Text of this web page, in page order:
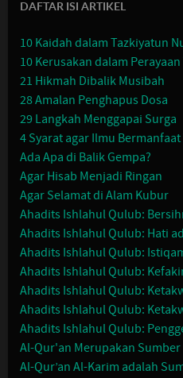
DAFTAR ISI ARTIKEL
10 Kaidah dalam Tazkiyatun
10 Kerusakan dalam
21 Hikmah Dibalik Musibah
28 Amalan Penghapus Dosa
29 Langkah Menggapai Surga
4 Syarat agar Ilmu
Ada Apa di Balik Gempa?
Agar Hisab Menjadi Ringan
Agar Selamat di Alam Kubur
Ahadits Ishlahul Qulub:
Ahadits Ishlahul Qulub: Hati
Ahadits Ishlahul Qulub:
Ahadits Ishlahul Qulub:
Ahadits Ishlahul Qulub:
Ahadits Ishlahul Qulub:
Ahadits Ishlahul Qulub:
Al-Qur'an Merupakan
Al-Qur’an Al-Karim adalah